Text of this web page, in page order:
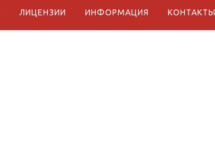
ЛИЦЕНЗИИ ИНФОРМАЦИЯ КОНТАКТЫ